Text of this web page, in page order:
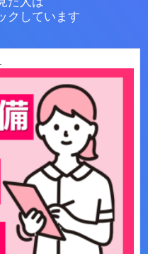
クしています